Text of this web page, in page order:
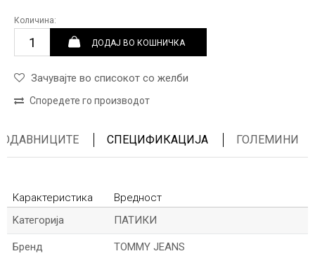
Количина:
ДОДАЈ ВО КОШНИЧКА
Зачувајте во списокот со желби
Споредете го производот
СПЕЦИФИКАЦИЈА ГОЛЕМИНИ
Карактеристика
Вредност
Kатегорија
ПАТИКИ
Бренд TOMMY JEANS